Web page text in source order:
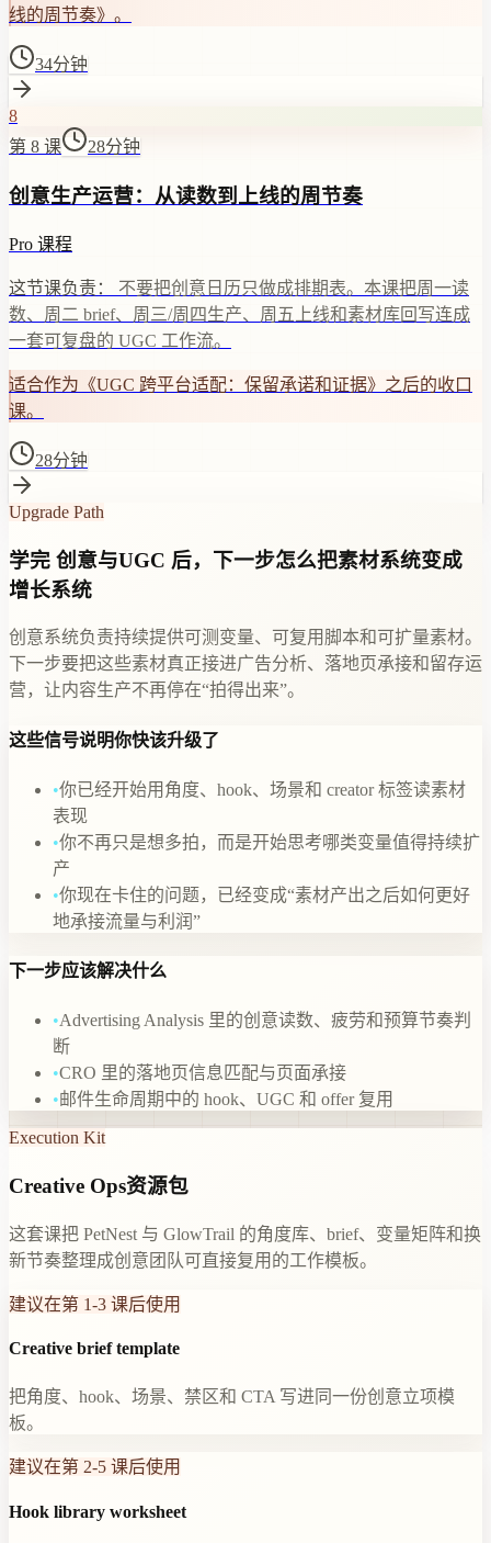
线的周节奏》。
34分钟
8
第 8 课
28分钟
创意生产运营：从读数到上线的周节奏
Pro 课程
这节课负责：
不要把创意日历只做成排期表。本课把周一读
数、周二 brief、周三/周四生产、周五上线和素材库回写连成
一套可复盘的 UGC 工作流。
适合作为《UGC 跨平台适配：保留承诺和证据》之后的收口
课。
28分钟
Upgrade Path
学完 创意与UGC 后，下一步怎么把素材系统变成
增长系统
创意系统负责持续提供可测变量、可复用脚本和可扩量素材。
下一步要把这些素材真正接进广告分析、落地页承接和留存运
营，让内容生产不再停在“拍得出来”。
这些信号说明你快该升级了
•你已经开始用角度、hook、场景和 creator 标签读素材
表现
•你不再只是想多拍，而是开始思考哪类变量值得持续扩
产
•你现在卡住的问题，已经变成“素材产出之后如何更好
地承接流量与利润”
下一步应该解决什么
•Advertising Analysis 里的创意读数、疲劳和预算节奏判
断
•CRO 里的落地页信息匹配与页面承接
•邮件生命周期中的 hook、UGC 和 offer 复用
Execution Kit
Creative Ops资源包
这套课把 PetNest 与 GlowTrail 的角度库、brief、变量矩阵和换
新节奏整理成创意团队可直接复用的工作模板。
建议在第 1-3 课后使用
Creative brief template
把角度、hook、场景、禁区和 CTA 写进同一份创意立项模
板。
建议在第 2-5 课后使用
Hook library worksheet